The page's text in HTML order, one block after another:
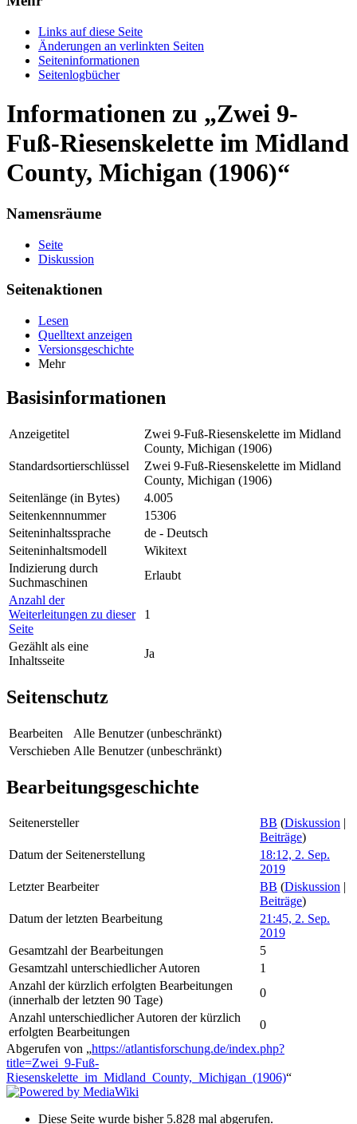
Links auf diese Seite
Änderungen an verlinkten Seiten
Seiten­informationen
Seitenlogbücher
Informationen zu „Zwei 9-
Fuß-Riesenskelette im Midland
County, Michigan (1906)“
Namensräume
Seite
Diskussion
Seitenaktionen
Lesen
Quelltext anzeigen
Versionsgeschichte
Mehr
Basisinformationen
Anzeigetitel
Zwei 9-Fuß-Riesenskelette im Midland
County, Michigan (1906)
Standardsortierschlüssel
Zwei 9-Fuß-Riesenskelette im Midland
County, Michigan (1906)
Seitenlänge (in Bytes)
4.005
Seitenkennnummer
15306
Seiteninhaltssprache
de - Deutsch
Seiteninhaltsmodell
Wikitext
Indizierung durch
Suchmaschinen
Erlaubt
Anzahl der
Weiterleitungen zu dieser
Seite
1
Gezählt als eine
Inhaltsseite
Ja
Seitenschutz
Bearbeiten
Alle Benutzer (unbeschränkt)
Verschieben Alle Benutzer (unbeschränkt)
Bearbeitungsgeschichte
Seitenersteller BB (Diskussion
Beiträge)
Datum der Seitenerstellung
18:12, 2. Sep.
2019
Letzter Bearbeiter
BB (Diskussion
Beiträge)
Datum der letzten Bearbeitung
21:45, 2. Sep.
2019
Gesamtzahl der Bearbeitungen
5
Gesamtzahl unterschiedlicher Autoren
1
Anzahl der kürzlich erfolgten Bearbeitungen
(innerhalb der letzten 90 Tage)
0
Anzahl unterschiedlicher Autoren der kürzlich
erfolgten Bearbeitungen
0
Abgerufen von „https://atlantisforschung.de/index.php?
title=Zwei_9-Fuß-
Riesenskelette_im_Midland_County,_Michigan_(1906)“
Diese Seite wurde bisher 5.828 mal abgerufen.